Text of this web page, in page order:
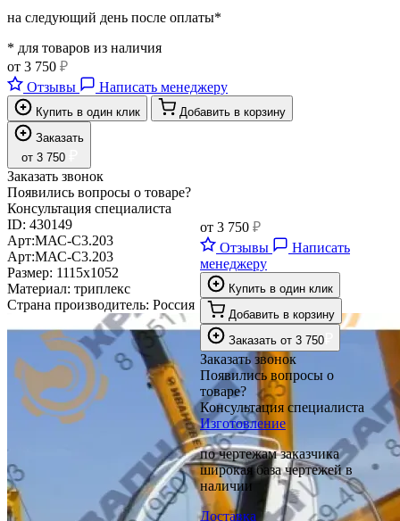
на следующий день после оплаты*
* для товаров из наличия
от 3 750 ₽
Отзывы
Написать менеджеру
Купить в один клик
Добавить в корзину
Заказать
от 3 750
Заказать звонок
Появились вопросы о товаре?
Консультация специалиста
ID: 430149
Арт:МАС-С3.203
Арт:МАС-С3.203
Размер: 1115х1052
Материал: триплекс
Страна производитель: Россия
от 3 750 ₽
Отзывы
Написать
менеджеру
Купить в один клик
Добавить в корзину
Заказать от 3 750
Заказать звонок
Появились вопросы о
товаре?
Консультация специалиста
Изготовление
по чертежам заказчика
широкая база чертежей в
наличии
Доставка